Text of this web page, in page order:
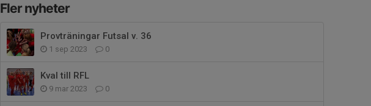
Fler nyheter
Provträningar Futsal v. 36
1 sep 2023 0
Kval till RFL
9 mar 2023 0